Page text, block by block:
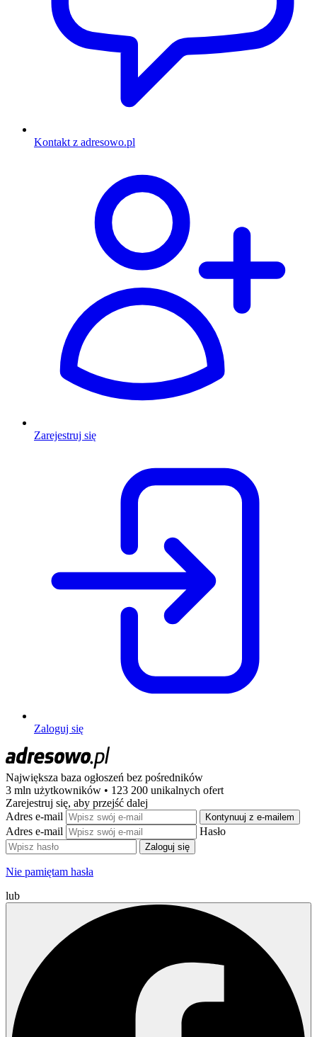
Kontakt z adresowo.pl
Zarejestruj się
Zaloguj się
Największa baza ogłoszeń bez pośredników
3 mln użytkowników • 123 200 unikalnych ofert
Zarejestruj się, aby przejść dalej
Adres e-mail
Kontynuuj z e-mailem
Adres e-mail Hasło
Zaloguj się
Nie pamiętam hasła
lub